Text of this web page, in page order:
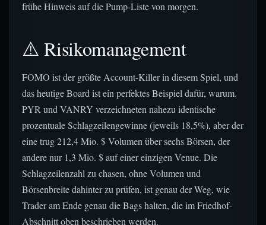
frühe Hinweis auf die Pump-Liste von morgen.
⚠️ Risikomanagement
FOMO ist der größte Account-Killer in diesem Spiel, und
das heutige Board ist ein perfektes Beispiel dafür, warum.
PYR und VANRY verzeichneten nahezu identische
prozentuale Schlagzeilengewinne (jeweils 18,5%), aber der
eine trug 212,4 Mio. $ Volumen über sechs Börsen, der
andere nur 1,3 Mio. $ auf einer einzigen Venue. Die
Schlagzeilenzahl zu chasen, ohne Volumen und
Börsenbreite dahinter zu prüfen, ist genau der Weg, wie
Trader am Ende genau die Bags halten, die im Friedhof-
Abschnitt oben beschrieben werden.